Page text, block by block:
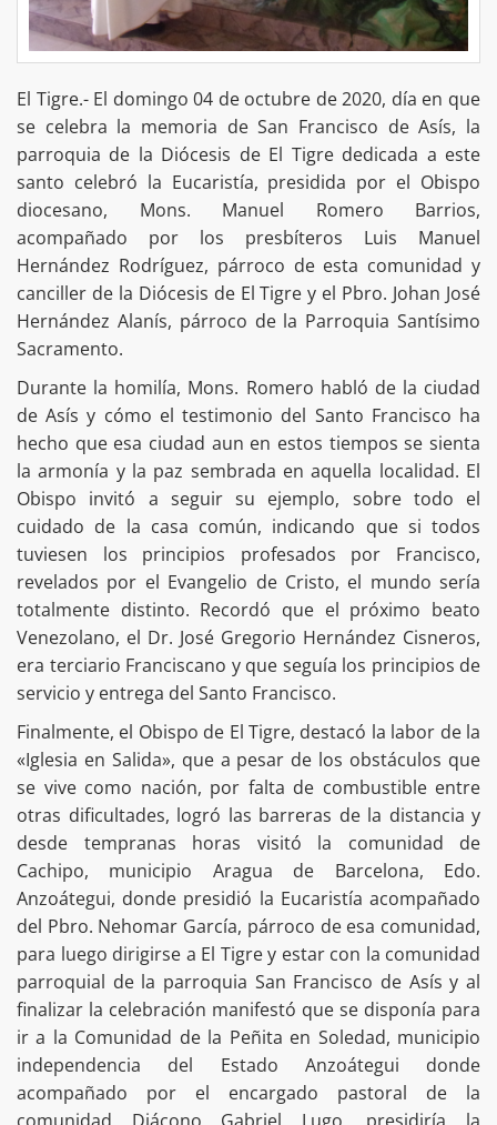
El Tigre.- El domingo 04 de octubre de 2020, día en que
se celebra la memoria de San Francisco de Asís, la
parroquia de la Diócesis de El Tigre dedicada a este
santo celebró la Eucaristía, presidida por el Obispo
diocesano, Mons. Manuel Romero Barrios,
acompañado por los presbíteros Luis Manuel
Hernández Rodríguez, párroco de esta comunidad y
canciller de la Diócesis de El Tigre y el Pbro. Johan José
Hernández Alanís, párroco de la Parroquia Santísimo
Sacramento.
Durante la homilía, Mons. Romero habló de la ciudad
de Asís y cómo el testimonio del Santo Francisco ha
hecho que esa ciudad aun en estos tiempos se sienta
la armonía y la paz sembrada en aquella localidad. El
Obispo invitó a seguir su ejemplo, sobre todo el
cuidado de la casa común, indicando que si todos
tuviesen los principios profesados por Francisco,
revelados por el Evangelio de Cristo, el mundo sería
totalmente distinto. Recordó que el próximo beato
Venezolano, el Dr. José Gregorio Hernández Cisneros,
era terciario Franciscano y que seguía los principios de
servicio y entrega del Santo Francisco.
Finalmente, el Obispo de El Tigre, destacó la labor de la
«Iglesia en Salida», que a pesar de los obstáculos que
se vive como nación, por falta de combustible entre
otras dificultades, logró las barreras de la distancia y
desde tempranas horas visitó la comunidad de
Cachipo, municipio Aragua de Barcelona, Edo.
Anzoátegui, donde presidió la Eucaristía acompañado
del Pbro. Nehomar García, párroco de esa comunidad,
para luego dirigirse a El Tigre y estar con la comunidad
parroquial de la parroquia San Francisco de Asís y al
finalizar la celebración manifestó que se disponía para
ir a la Comunidad de la Peñita en Soledad, municipio
independencia del Estado Anzoátegui donde
acompañado por el encargado pastoral de la